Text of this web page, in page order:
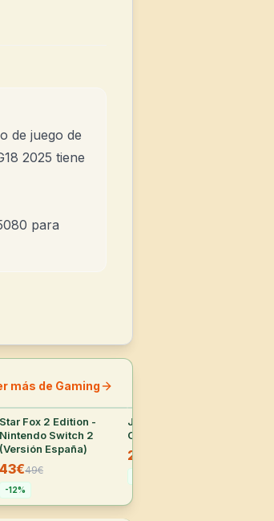
de juego de
2025 tiene
para
más de Gaming
Star Fox 2 Edition -
Nintendo Switch 2
(Versión España)
43€49€
-12%
Juego Nintendo Switch:
Okinawa Rush
24,73€